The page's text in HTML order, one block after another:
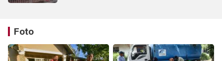
Foto